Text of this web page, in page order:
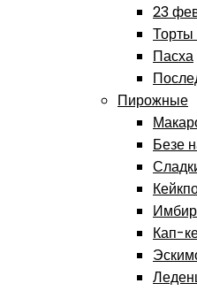
23
Торты
Пасха
Пирожные
Безе
Кап-